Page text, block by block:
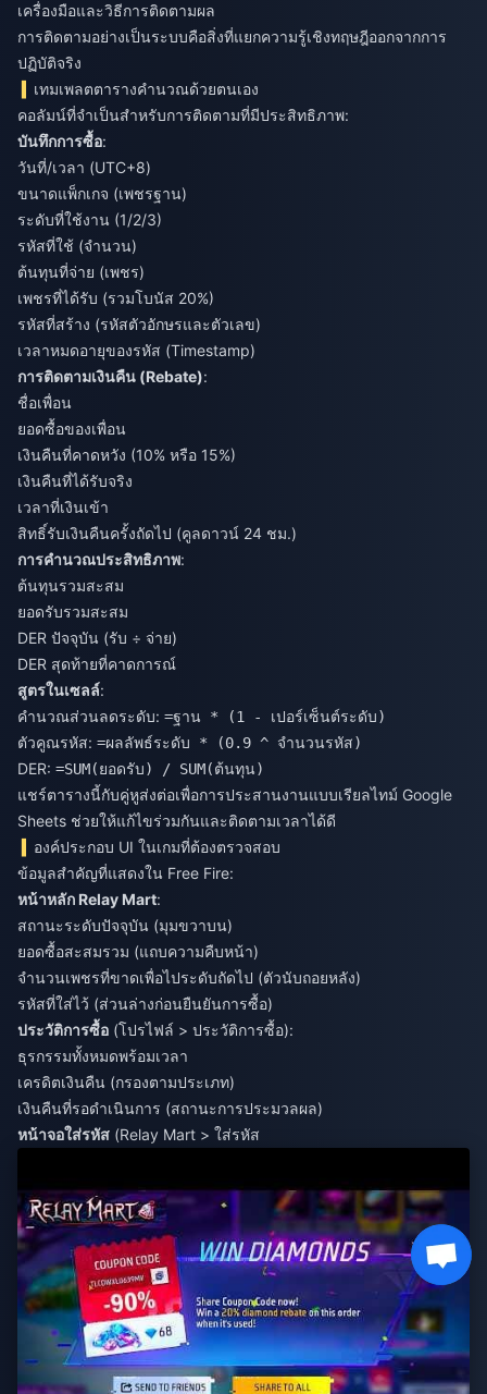
เครื่องมือและวิธีการติดตามผล
การติดตามอย่างเป็นระบบคือสิ่งที่แยกความรู้เชิงทฤษฎีออกจากการ
ปฏิบัติจริง
เทมเพลตตารางคำนวณด้วยตนเอง
คอลัมน์ที่จำเป็นสำหรับการติดตามที่มีประสิทธิภาพ:
บันทึกการซื้อ:
วันที่/เวลา (UTC+8)
ขนาดแพ็กเกจ (เพชรฐาน)
ระดับที่ใช้งาน (1/2/3)
รหัสที่ใช้ (จำนวน)
ต้นทุนที่จ่าย (เพชร)
เพชรที่ได้รับ (รวมโบนัส 20%)
รหัสที่สร้าง (รหัสตัวอักษรและตัวเลข)
เวลาหมดอายุของรหัส (Timestamp)
การติดตามเงินคืน (Rebate):
ชื่อเพื่อน
ยอดซื้อของเพื่อน
เงินคืนที่คาดหวัง (10% หรือ 15%)
เงินคืนที่ได้รับจริง
เวลาที่เงินเข้า
สิทธิ์รับเงินคืนครั้งถัดไป (คูลดาวน์ 24 ชม.)
การคำนวณประสิทธิภาพ:
ต้นทุนรวมสะสม
ยอดรับรวมสะสม
DER ปัจจุบัน (รับ ÷ จ่าย)
DER สุดท้ายที่คาดการณ์
สูตรในเซลล์:
คำนวณส่วนลดระดับ: =ฐาน * (1 - เปอร์เซ็นต์ระดับ)
ตัวคูณรหัส: =ผลลัพธ์ระดับ * (0.9 ^ จำนวนรหัส)
DER: =SUM(ยอดรับ) / SUM(ต้นทุน)
แชร์ตารางนี้กับคู่หูส่งต่อเพื่อการประสานงานแบบเรียลไทม์ Google
Sheets ช่วยให้แก้ไขร่วมกันและติดตามเวลาได้ดี
องค์ประกอบ UI ในเกมที่ต้องตรวจสอบ
ข้อมูลสำคัญที่แสดงใน Free Fire:
หน้าหลัก Relay Mart:
สถานะระดับปัจจุบัน (มุมขวาบน)
ยอดซื้อสะสมรวม (แถบความคืบหน้า)
จำนวนเพชรที่ขาดเพื่อไประดับถัดไป (ตัวนับถอยหลัง)
รหัสที่ใส่ไว้ (ส่วนล่างก่อนยืนยันการซื้อ)
ประวัติการซื้อ (โปรไฟล์ > ประวัติการซื้อ):
ธุรกรรมทั้งหมดพร้อมเวลา
เครดิตเงินคืน (กรองตามประเภท)
เงินคืนที่รอดำเนินการ (สถานะการประมวลผล)
หน้าจอใส่รหัส (Relay Mart > ใส่รหัส